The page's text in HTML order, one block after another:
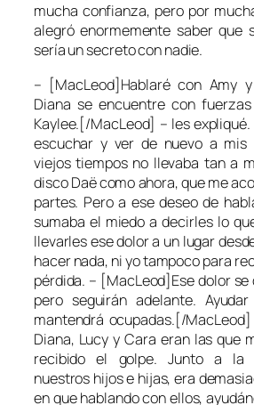
mucha confianza, pero por
alegró enormemente saber que
sería un secreto con nadie.
– [MacLeod]Hablaré con Amy
Diana se encuentre con
Kaylee.[/MacLeod] – les
escuchar y ver de nuevo a mis
viejos tiempos no llevaba tan a
disco Daë como ahora, que me
partes. Pero a ese deseo de
sumaba el miedo a decirles lo
llevarles ese dolor a un lugar
hacer nada, ni yo tampoco para
pérdida. – [MacLeod]Ese dolor
pero seguirán adelante.
mantendrá ocupadas.[/
Diana, Lucy y Cara eran las que
recibido el golpe. Junto a la
nuestros hijos e hijas, era
en que hablando con ellos,